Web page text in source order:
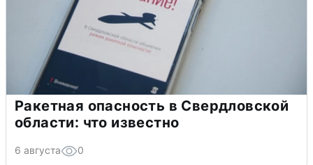
Ракетная опасность в Свердловской
области: что известно
6 августа 0